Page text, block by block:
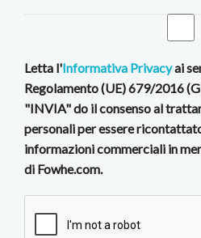
Letta l'Informativa Privacyai
Regolamento (UE) 679/2016
"INVIA" do il consenso al
personali per essere
informazioni commerciali in
di Fowhe.com.